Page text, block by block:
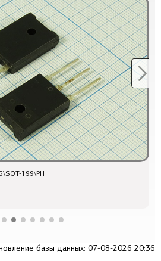
199\PH
базы данных: 07-08-2026 20:36